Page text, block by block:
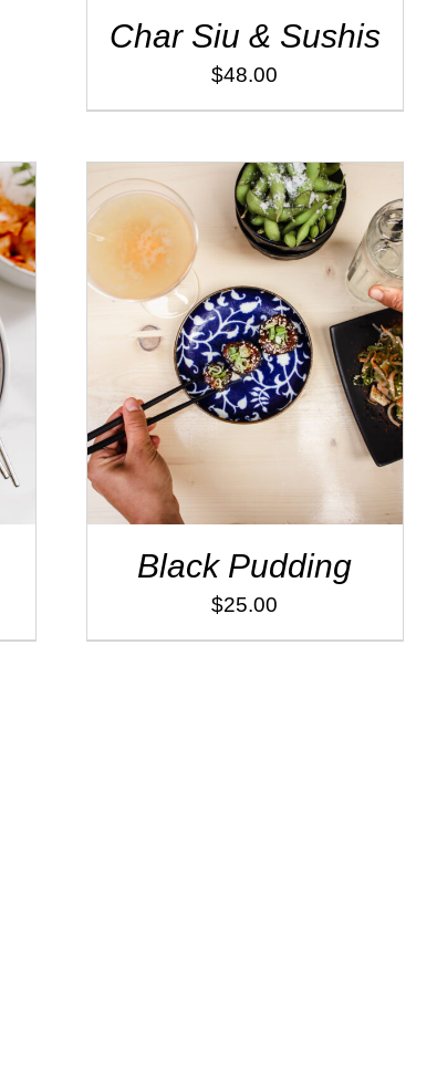
Char Siu & Sushis
$48.00
ADD TO CART / DÉTAILS
Black Pudding
$25.00